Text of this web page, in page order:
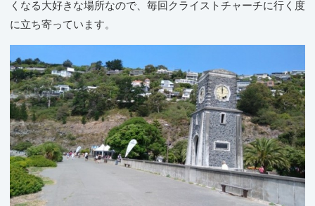
くなる大好きな場所なので、毎回クライストチャーチに行く度
に立ち寄っています。